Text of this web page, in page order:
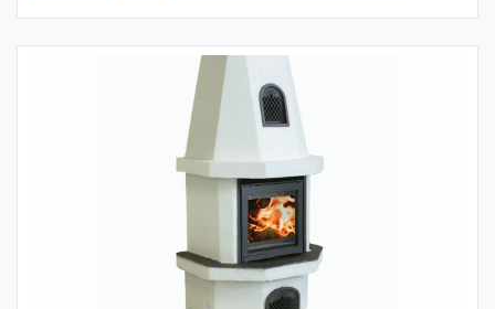
Den har även bra konvektion och sprider värmen i bostaden väl.
Spisen leveras med vänster eller höger rökutgång. Bilden visar
vänster rökutgång. Okonom 85 finns även som vattenmantlad.
Den kan således vara ett komplement till bostadens övriga
vattenburma värmesystem.